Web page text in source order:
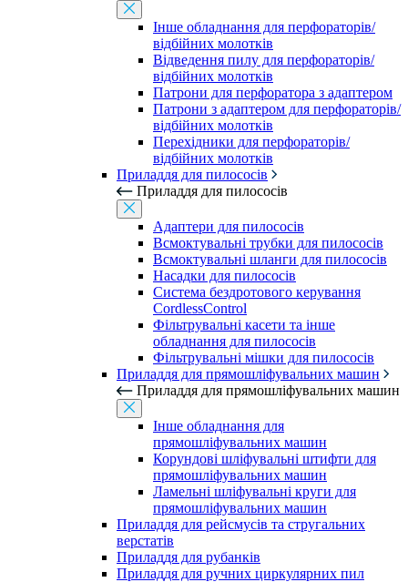
Інше обладнання для перфораторів/
відбійних молотків
Відведення пилу для перфораторів/
відбійних молотків
Патрони для перфоратора з адаптером
Патрони з адаптером для перфораторів/
відбійних молотків
Перехідники для перфораторів/
відбійних молотків
Приладдя для пилососів
Приладдя для пилососів
Адаптери для пилососів
Всмоктувальні трубки для пилососів
Всмоктувальні шланги для пилососів
Насадки для пилососів
Система бездротового керування
CordlessControl
Фільтрувальні касети та інше
обладнання для пилососів
Фільтрувальні мішки для пилососів
Приладдя для прямошліфувальних машин
Приладдя для прямошліфувальних машин
Інше обладнання для
прямошліфувальних машин
Корундові шліфувальні штифти для
прямошліфувальних машин
Ламельні шліфувальні круги для
прямошліфувальних машин
Приладдя для рейсмусів та стругальних
верстатів
Приладдя для рубанків
Приладдя для ручних циркулярних пил